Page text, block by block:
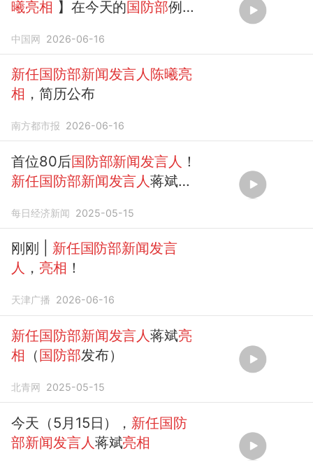
曦亮相 】在今天的国防部例行
言人陈曦亮相 。
中国网 2026-06-16
新任国防部新闻发言人陈曦亮
相 ，简历公布
南方都市报 2026-06-16
首位80后国防部新闻发言人 ！
新任国防部新闻发言人蒋斌正
每日经济新闻 2025-05-15
刚刚 | 新任国防部新闻发言
人 ， 亮相 ！
天津广播 2026-06-16
新任国防部新闻发言人蒋斌亮
相 （国防部发布）
北青网 2025-05-15
今天（5月15日）， 新任国防
部新闻发言人蒋斌亮相